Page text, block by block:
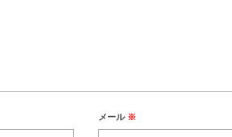
メール ※